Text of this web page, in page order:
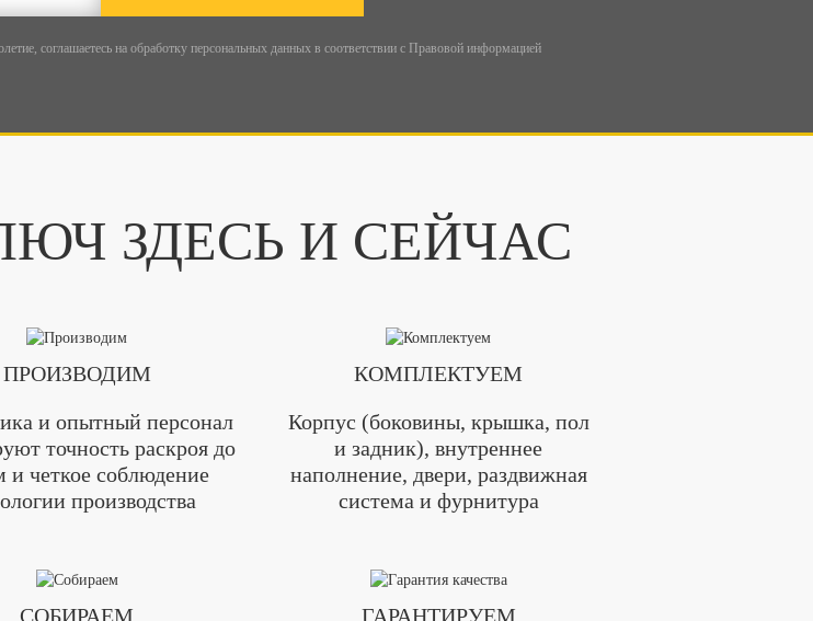
соглашаетесь на обработку персональных данных в соответствии с Правовой информацией
ЗДЕСЬ И СЕЙЧАС
ПРОИЗВОДИМ
и опытный персонал
точность раскроя до
и четкое соблюдение
производства
КОМПЛЕКТУЕМ
Корпус (боковины, крышка, пол
и задник), внутреннее
наполнение, двери, раздвижная
система и фурнитура
СОБИРАЕМ ГАРАНТИРУЕМ